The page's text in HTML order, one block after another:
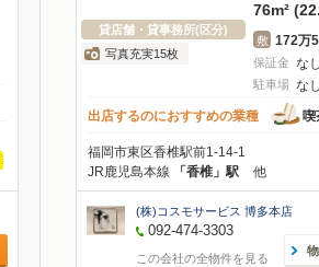
貸店舗・貸事務所(区分)
写真充実15枚
76m²
敷 172万
保証金 なし
駐車場 なし
出店するのにおすすめの業種
喫
福岡市東区香椎駅前1-14-1
JR鹿児島本線 「香椎」駅 他
(株)コスモサービス 博多本店
092-474-3303
この会社の全物件を見る